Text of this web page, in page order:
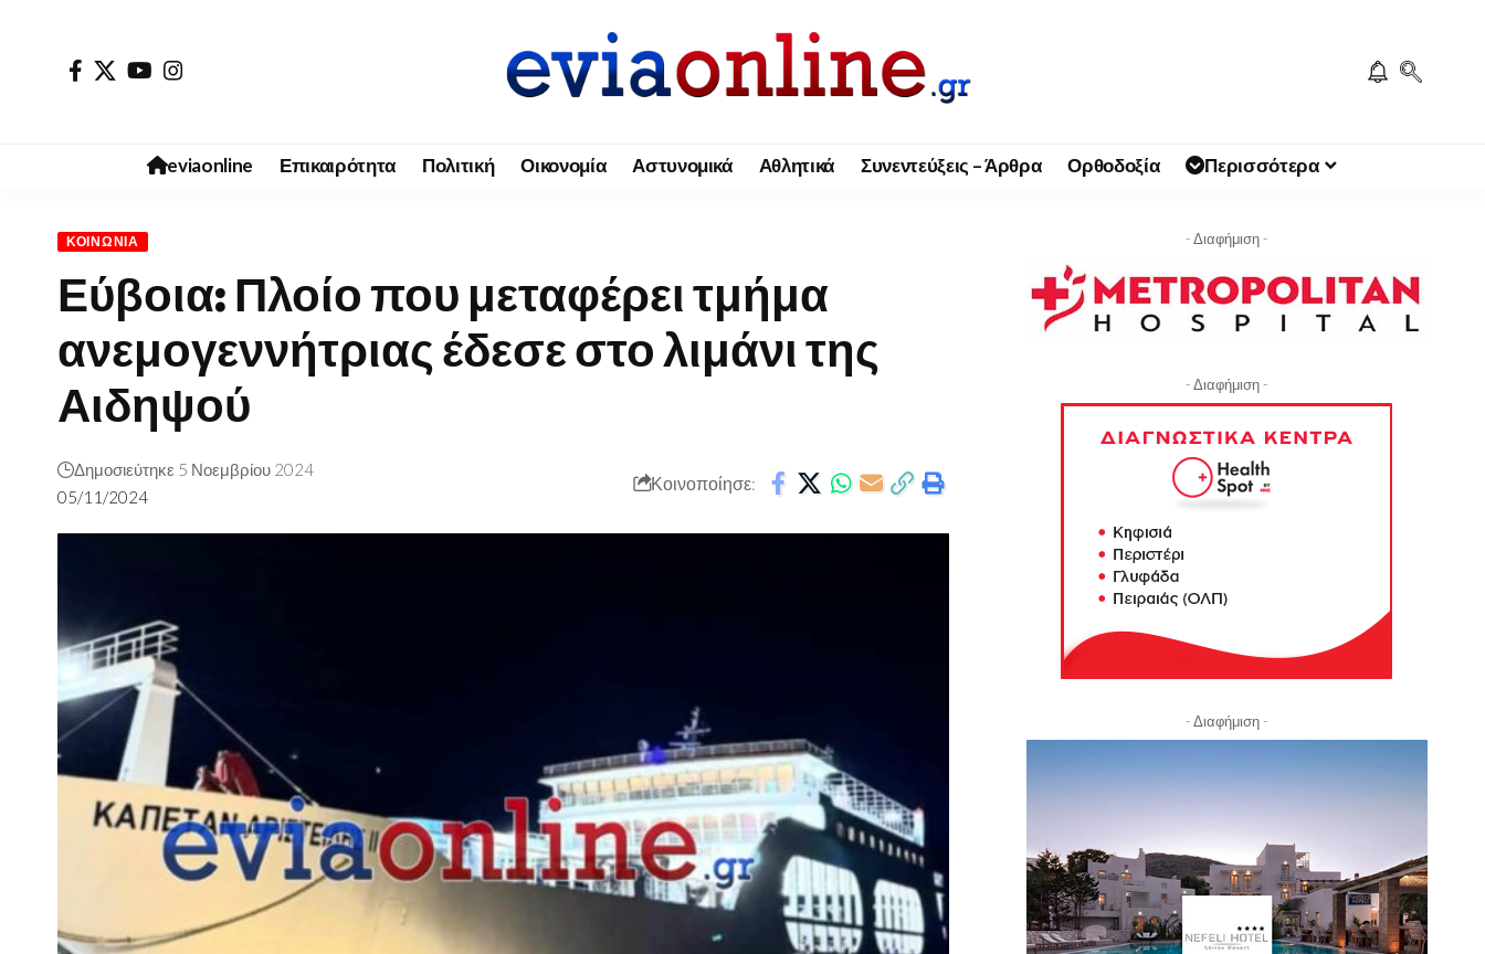
eviaonline Επικαιρότητα Πολιτική Οικονομία Αστυνομικά Αθλητικά Συνεντεύξεις – Άρθρα Ορθοδοξία Περισσότερα
ΚΟΙΝΩΝΊΑ
Εύβοια: Πλοίο που μεταφέρει τμήμα
ανεμογεννήτριας έδεσε στο λιμάνι της
Αιδηψού
05/11/2024
Δημοσιεύτηκε 5 Νοεμβρίου 2024
Κοινοποίησε:
- Διαφήμιση -
- Διαφήμιση -
- Διαφήμιση -